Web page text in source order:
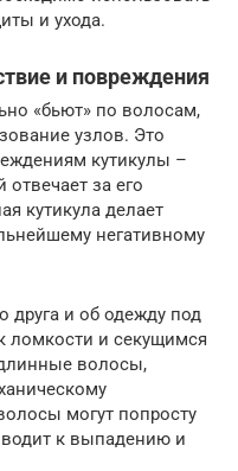
и ухода.
и повреждения
«бьют» по волосам,
узлов. Это
кутикулы –
за его
кутикула делает
негативному
друга и об одежду под
ломкости и секущимся
волосы,
могут попросту
к выпадению и